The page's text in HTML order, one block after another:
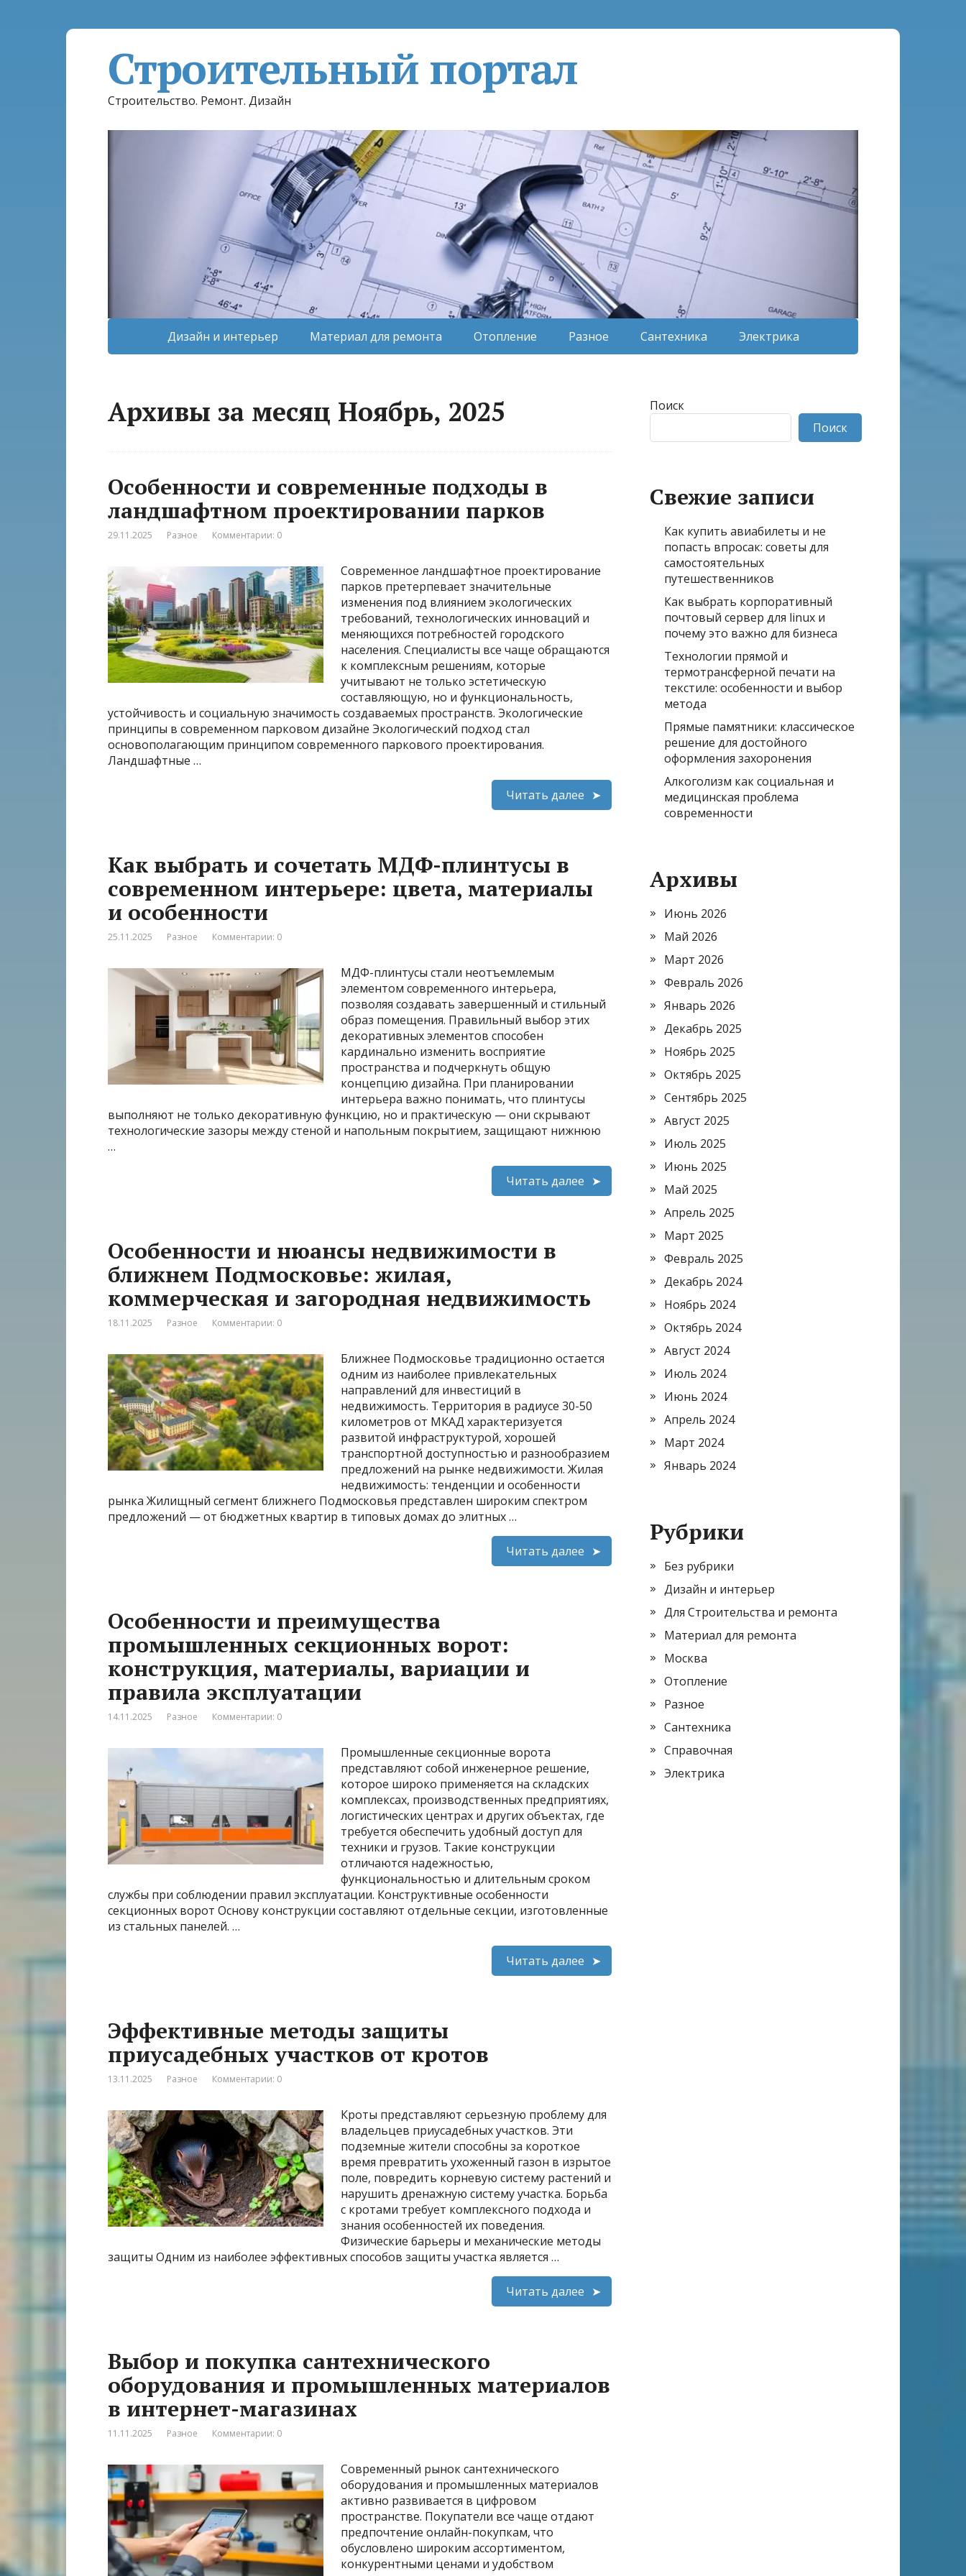
Строительный портал
Строительство. Ремонт. Дизайн
Дизайн и интерьер Материал для ремонта Отопление Разное Сантехника Электрика
Архивы за месяц Ноябрь, 2025
Особенности и современные подходы в
ландшафтном проектировании парков
29.11.2025 Разное Комментарии: 0
Современное ландшафтное проектирование
парков претерпевает значительные
изменения под влиянием экологических
требований, технологических инноваций и
меняющихся потребностей городского
населения. Специалисты все чаще обращаются
к комплексным решениям, которые
учитывают не только эстетическую
составляющую, но и функциональность,
устойчивость и социальную значимость создаваемых пространств. Экологические
принципы в современном парковом дизайне Экологический подход стал
основополагающим принципом современного паркового проектирования.
Ландшафтные …
Читать далее
Как выбрать и сочетать МДФ-плинтусы в
современном интерьере: цвета, материалы
и особенности
25.11.2025 Разное Комментарии: 0
МДФ-плинтусы стали неотъемлемым
элементом современного интерьера,
позволяя создавать завершенный и стильный
образ помещения. Правильный выбор этих
декоративных элементов способен
кардинально изменить восприятие
пространства и подчеркнуть общую
концепцию дизайна. При планировании
интерьера важно понимать, что плинтусы
выполняют не только декоративную функцию, но и практическую — они скрывают
технологические зазоры между стеной и напольным покрытием, защищают нижнюю
…
Читать далее
Особенности и нюансы недвижимости в
ближнем Подмосковье: жилая,
коммерческая и загородная недвижимость
18.11.2025 Разное Комментарии: 0
Ближнее Подмосковье традиционно остается
одним из наиболее привлекательных
направлений для инвестиций в
недвижимость. Территория в радиусе 30-50
километров от МКАД характеризуется
развитой инфраструктурой, хорошей
транспортной доступностью и разнообразием
предложений на рынке недвижимости. Жилая
недвижимость: тенденции и особенности
рынка Жилищный сегмент ближнего Подмосковья представлен широким спектром
предложений — от бюджетных квартир в типовых домах до элитных …
Читать далее
Особенности и преимущества
промышленных секционных ворот:
конструкция, материалы, вариации и
правила эксплуатации
14.11.2025 Разное Комментарии: 0
Промышленные секционные ворота
представляют собой инженерное решение,
которое широко применяется на складских
комплексах, производственных предприятиях,
логистических центрах и других объектах, где
требуется обеспечить удобный доступ для
техники и грузов. Такие конструкции
отличаются надежностью,
функциональностью и длительным сроком
службы при соблюдении правил эксплуатации. Конструктивные особенности
секционных ворот Основу конструкции составляют отдельные секции, изготовленные
из стальных панелей. …
Читать далее
Эффективные методы защиты
приусадебных участков от кротов
13.11.2025 Разное Комментарии: 0
Кроты представляют серьезную проблему для
владельцев приусадебных участков. Эти
подземные жители способны за короткое
время превратить ухоженный газон в изрытое
поле, повредить корневую систему растений и
нарушить дренажную систему участка. Борьба
с кротами требует комплексного подхода и
знания особенностей их поведения.
Физические барьеры и механические методы
защиты Одним из наиболее эффективных способов защиты участка является …
Читать далее
Выбор и покупка сантехнического
оборудования и промышленных материалов
в интернет-магазинах
11.11.2025 Разное Комментарии: 0
Современный рынок сантехнического
оборудования и промышленных материалов
активно развивается в цифровом
пространстве. Покупатели все чаще отдают
предпочтение онлайн-покупкам, что
обусловлено широким ассортиментом,
конкурентными ценами и удобством
Поиск
Поиск
Свежие записи
Как купить авиабилеты и не
попасть впросак: советы для
самостоятельных
путешественников
Как выбрать корпоративный
почтовый сервер для linux и
почему это важно для бизнеса
Технологии прямой и
термотрансферной печати на
текстиле: особенности и выбор
метода
Прямые памятники: классическое
решение для достойного
оформления захоронения
Алкоголизм как социальная и
медицинская проблема
современности
Архивы
Июнь 2026
Май 2026
Март 2026
Февраль 2026
Январь 2026
Декабрь 2025
Ноябрь 2025
Октябрь 2025
Сентябрь 2025
Август 2025
Июль 2025
Июнь 2025
Май 2025
Апрель 2025
Март 2025
Февраль 2025
Декабрь 2024
Ноябрь 2024
Октябрь 2024
Август 2024
Июль 2024
Июнь 2024
Апрель 2024
Март 2024
Январь 2024
Рубрики
Без рубрики
Дизайн и интерьер
Для Строительства и ремонта
Материал для ремонта
Москва
Отопление
Разное
Сантехника
Справочная
Электрика